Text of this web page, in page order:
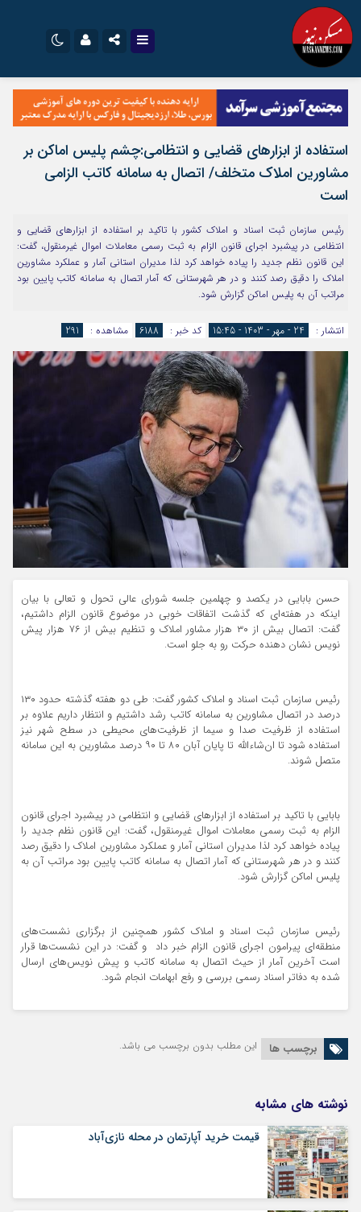
اینستاگرام
تلگرام
سروش
ایتا
آپارات
اپلیکیشن
نام کاربری یا نشانی ایمیل
رمز عبور
استفاده از ابزارهای قضایی و انتظامی:چشم پلیس اماکن بر
مشاورین املاک متخلف/ اتصال به سامانه کاتب الزامی
است
رئیس سازمان ثبت اسناد و املاک کشور با تاکید بر استفاده از ابزارهای قضایی و
انتظامی در پیشبرد اجرای قانون الزام به ثبت رسمی معاملات اموال غیرمنقول، گفت:
این قانون نظم جدید را پیاده خواهد کرد لذا مدیران استانی آمار و عملکرد مشاورین
املاک را دقیق رصد کنند و در هر شهرستانی که آمار اتصال به سامانه کاتب پایین بود
مراتب آن به پلیس اماکن گزارش شود.
انتشار : 24 - مهر - 1403 - 15:45 کد خبر : 6188 مشاهده : 291
حسن بابایی در یکصد و چهلمین جلسه شورای عالی تحول و تعالی با بیان
اینکه در هفته‌ای که گذشت اتفاقات خوبی در موضوع قانون الزام داشتیم،
گفت: اتصال بیش از ۳۰ هزار مشاور املاک و تنظیم بیش از ۷۶ هزار پیش
نویس نشان دهنده حرکت رو به جلو است.
رئیس سازمان ثبت اسناد و املاک کشور گفت: طی دو هفته گذشته حدود ۱۳۰
درصد در اتصال مشاورین به سامانه کاتب رشد داشتیم و انتظار داریم علاوه بر
استفاده از ظرفیت صدا و سیما از ظرفیت‌های محیطی در سطح شهر نیز
استفاده شود تا ان‌شاءالله تا پایان آبان ۸۰ تا ۹۰ درصد مشاورین به این سامانه
متصل شوند.
بابایی با تاکید بر استفاده از ابزارهای قضایی و انتظامی در پیشبرد اجرای قانون
الزام به ثبت رسمی معاملات اموال غیرمنقول، گفت: این قانون نظم جدید را
پیاده خواهد کرد لذا مدیران استانی آمار و عملکرد مشاورین املاک را دقیق رصد
کنند و در هر شهرستانی که آمار اتصال به سامانه کاتب پایین بود مراتب آن به
پلیس اماکن گزارش شود.
رئیس سازمان ثبت اسناد و املاک‌ کشور همچنین از برگزاری نشست‌های
منطقه‌ای پیرامون اجرای قانون الزام خبر داد و گفت: در این نشست‌ها قرار
است آخرین آمار از حیث اتصال به سامانه کاتب و پیش نویس‌های ارسال
شده به دفاتر اسناد رسمی بررسی و رفع ابهامات انجام شود.
برچسب ها این مطلب بدون برچسب می باشد.
نوشته های مشابه
قیمت خرید آپارتمان در محله نازی‌آباد